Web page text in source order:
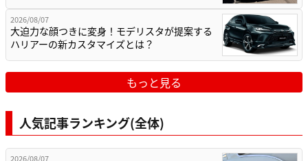
2026/08/07
大迫力な顔つきに変身！モデリスタが提案する
ハリアーの新カスタマイズとは？
もっと見る
人気記事ランキング(全体)
2026/08/07